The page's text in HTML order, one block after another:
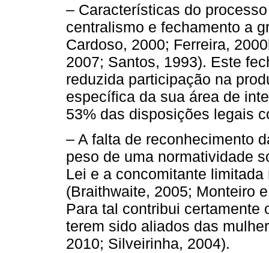
– Características do
centralismo e fechamento a
Cardoso, 2000; Ferreira,
2007; Santos, 1993). Este
reduzida participação na
específica da sua área de
53% das disposições legais
– A falta de reconhecimento
peso de uma normatividade
Lei e a concomitante
(Braithwaite, 2005; Monteiro
Para tal contribui
terem sido aliados das
2010; Silveirinha, 2004).